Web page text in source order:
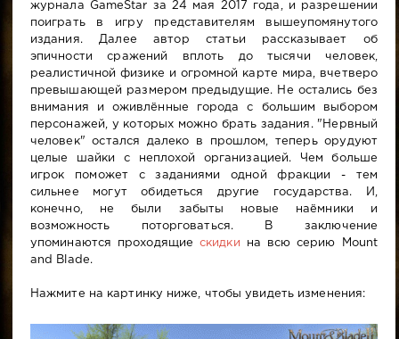
журнала GameStar за 24 мая 2017 года, и разрешении
поиграть в игру представителям вышеупомянутого
издания. Далее автор статьи рассказывает об
эпичности сражений вплоть до тысячи человек,
реалистичной физике и огромной карте мира, вчетверо
превышающей размером предыдущие. Не остались без
внимания и оживлённые города с большим выбором
персонажей, у которых можно брать задания. "Нервный
человек" остался далеко в прошлом, теперь орудуют
целые шайки с неплохой организацией. Чем больше
игрок поможет с заданиями одной фракции - тем
сильнее могут обидеться другие государства. И,
конечно, не были забыты новые наёмники и
возможность поторговаться. В заключение
упоминаются проходящиескидки на всю серию Mount
and Blade.
Нажмите на картинку ниже, чтобы увидеть изменения: